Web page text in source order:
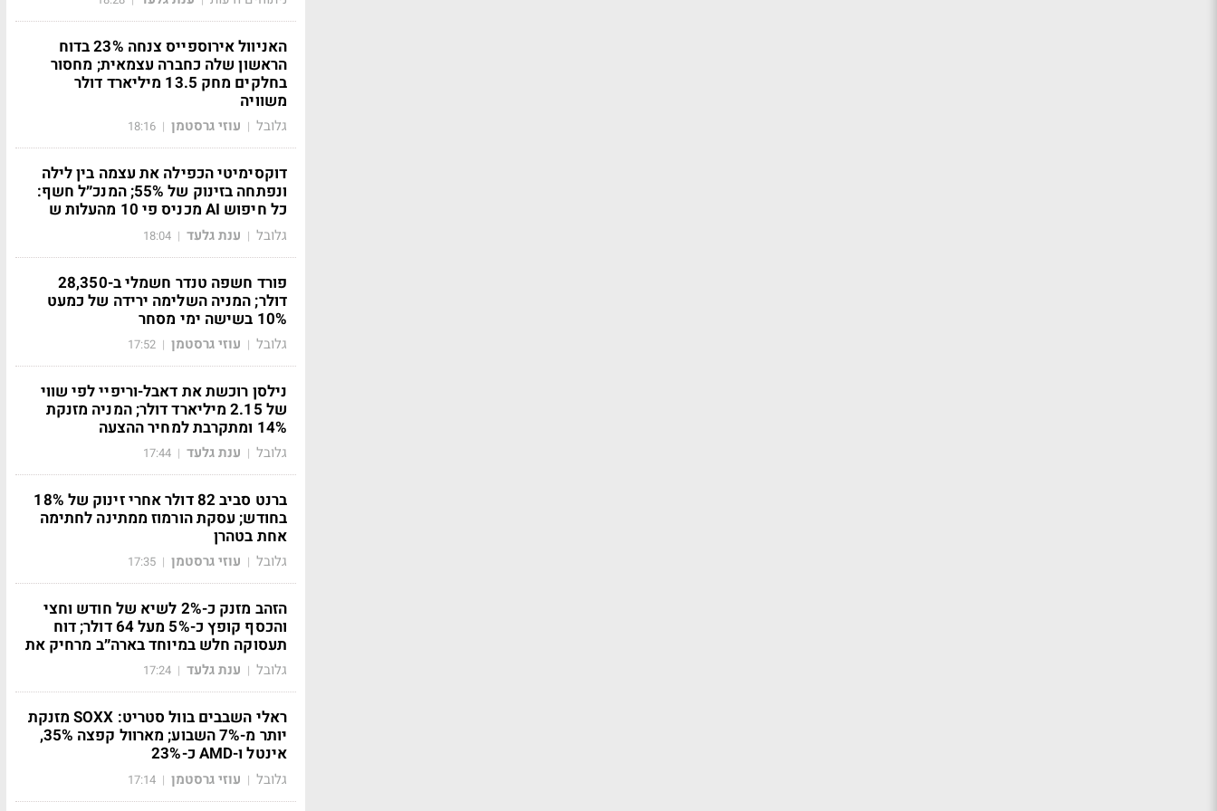
האניוול אירוספייס צנחה 23% בדוח
הראשון שלה כחברה עצמאית; מחסור
בחלקים מחק 13.5 מיליארד דולר
משוויה
גלובל | עוזי גרסטמן |
18:16
דוקסימיטי הכפילה את עצמה בין לילה
ונפתחה בזינוק של 55%; המנכ״ל חשף:
כל חיפוש AI מכניס פי 10 מהעלות ש
גלובל | ענת גלעד |
18:04
פורד חשפה טנדר חשמלי ב-28,350
דולר; המניה השלימה ירידה של כמעט
10% בשישה ימי מסחר
גלובל | עוזי גרסטמן |
17:52
נילסן רוכשת את דאבל-וריפיי לפי שווי
של 2.15 מיליארד דולר; המניה מזנקת
14% ומתקרבת למחיר ההצעה
גלובל | ענת גלעד |
17:44
ברנט סביב 82 דולר אחרי זינוק של 18%
בחודש; עסקת הורמוז ממתינה לחתימה
אחת בטהרן
גלובל | עוזי גרסטמן |
17:35
הזהב מזנק כ-2% לשיא של חודש וחצי
והכסף קופץ כ-5% מעל 64 דולר; דוח
תעסוקה חלש במיוחד בארה״ב מרחיק את
גלובל | ענת גלעד |
17:24
ראלי השבבים בוול סטריט: SOXX מזנקת
יותר מ-7% השבוע; מארוול קפצה 35%,
אינטל ו-AMD כ-23%
גלובל | עוזי גרסטמן |
17:14